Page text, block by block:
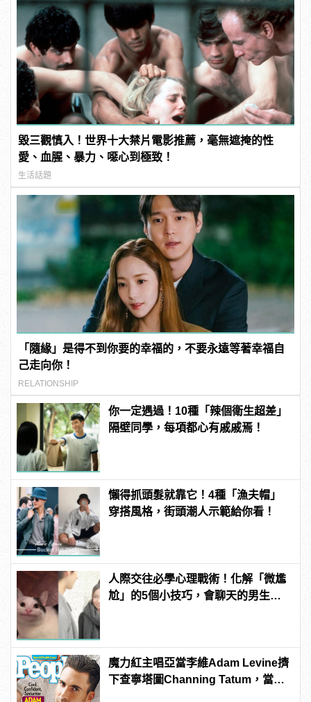
毀三觀慎入！世界十大禁片電影推薦，毫無遮掩的性
愛、血腥、暴力、噁心到極致！
生活話題
「隨緣」是得不到你要的幸福的，不要永遠等著幸福自
己走向你！
RELATIONSHIP
你一定遇過！10種「辣個衛生超差」
隔壁同學，每項都心有戚戚焉！
懶得抓頭髮就靠它！4種「漁夫帽」
穿搭風格，街頭潮人示範給你看！
人際交往必學心理戰術！化解「微尷
尬」的5個小技巧，會聊天的男生更
魔力紅主唱亞當李維Adam Levine擠
下查寧塔圖Channing Tatum，當選